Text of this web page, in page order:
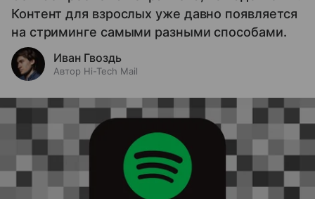
Контент для взрослых уже давно появляется
на стриминге самыми разными способами.
Иван Гвоздь
Автор Hi-Tech Mail